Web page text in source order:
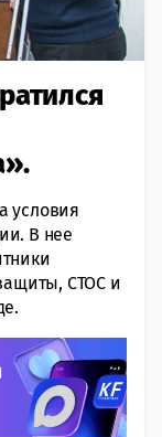
условия
В нее
СТОС и